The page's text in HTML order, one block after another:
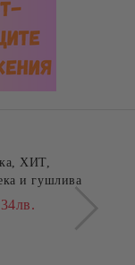
ХИТ,
и гушлива